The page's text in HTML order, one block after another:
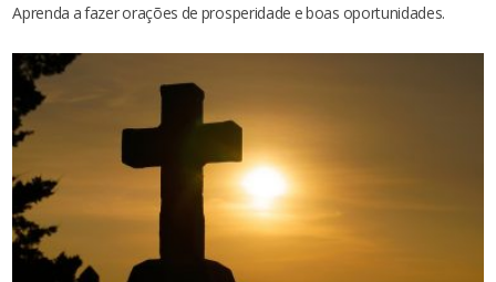
Aprenda a fazer orações de prosperidade e boas oportunidades.